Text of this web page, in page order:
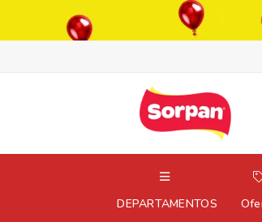
DEPARTAMENTOS